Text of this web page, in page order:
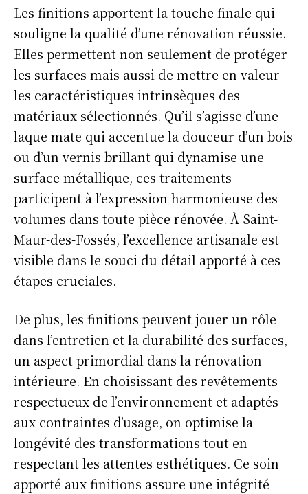
Les finitions apportent la touche finale qui
souligne la qualité d’une rénovation réussie.
Elles permettent non seulement de protéger
les surfaces mais aussi de mettre en valeur
les caractéristiques intrinsèques des
matériaux sélectionnés. Qu’il s’agisse d’une
laque mate qui accentue la douceur d’un bois
ou d’un vernis brillant qui dynamise une
surface métallique, ces traitements
participent à l’expression harmonieuse des
volumes dans toute pièce rénovée. À Saint-
Maur-des-Fossés, l’excellence artisanale est
visible dans le souci du détail apporté à ces
étapes cruciales.
De plus, les finitions peuvent jouer un rôle
dans l’entretien et la durabilité des surfaces,
un aspect primordial dans la rénovation
intérieure. En choisissant des revêtements
respectueux de l’environnement et adaptés
aux contraintes d’usage, on optimise la
longévité des transformations tout en
respectant les attentes esthétiques. Ce soin
apporté aux finitions assure une intégrité